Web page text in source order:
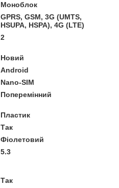
Моноблок
GPRS, GSM, 3G (UMTS,
HSUPA, HSPA), 4G (LTE)
2
Новий
Android
Nano-SIM
Поперемінний
Пластик
Так
Фіолетовий
5.3
Так